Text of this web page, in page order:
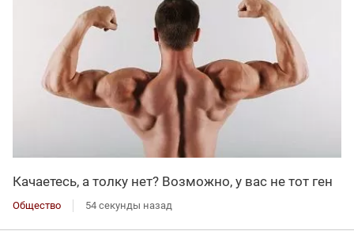
Качаетесь, а толку нет? Возможно, у вас не тот ген
Общество 54 секунды назад